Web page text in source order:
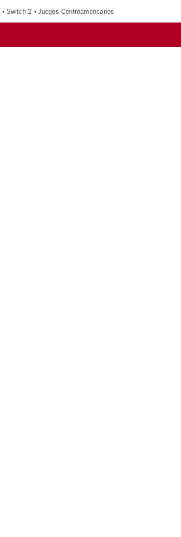
Switch 2 Juegos Centroamericanos